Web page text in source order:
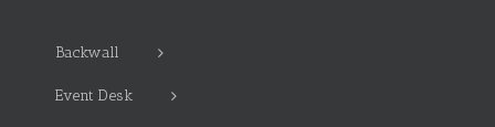
Backwall
Event Desk